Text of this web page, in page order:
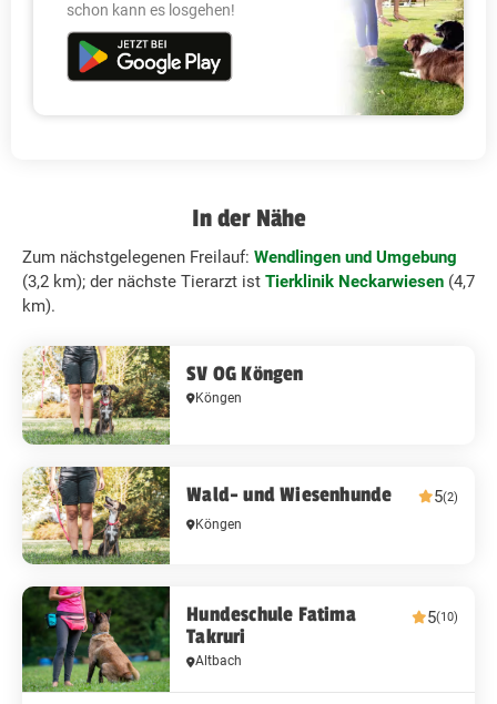
schon kann es losgehen!
In der Nähe
Zum nächstgelegenen Freilauf: Wendlingen und Umgebung
(3,2 km); der nächste Tierarzt ist Tierklinik Neckarwiesen (4,7
km).
SV OG Köngen
Köngen
Wald- und Wiesenhunde 5(2)
Köngen
Hundeschule Fatima
Takruri
5(10)
Altbach